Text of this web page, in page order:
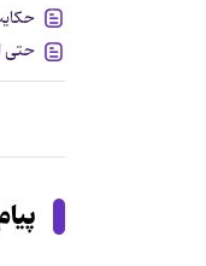
حتی